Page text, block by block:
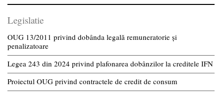
Legislatie
OUG 13/2011 privind dobânda legală remuneratorie și
penalizatoare
Legea 243 din 2024 privind plafonarea dobânzilor la creditele IFN
Proiectul OUG privind contractele de credit de consum